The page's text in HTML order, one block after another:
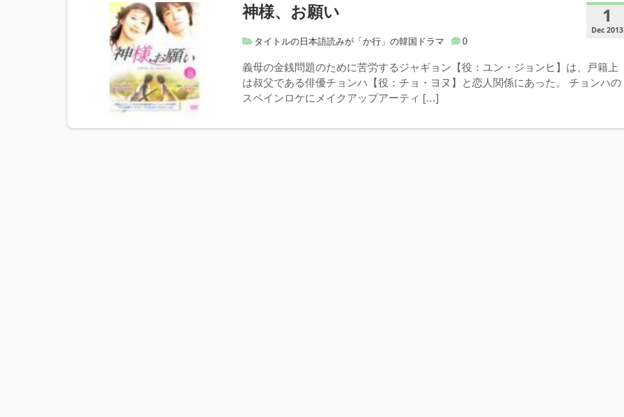
1
Dec 2013
神様、お願い
タイトルの日本語読みが「か行」の韓国ドラマ 0
義母の金銭問題のために苦労するジャギョン【役：ユン・ジョンヒ】は、戸籍上
は叔父である俳優チョンハ【役：チョ・ヨヌ】と恋人関係にあった。 チョンハの
スペインロケにメイクアップアーティ […]